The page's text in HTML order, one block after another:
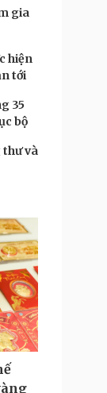
gia
hiện
tới
35
bộ
thư và